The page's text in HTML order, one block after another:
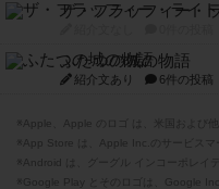
ザ・フラッフィー・
ふたつの城の物語
紹介文あり 6件の投稿
※Apple、Apple のロゴ は、米国および
※App Store は、Apple Inc.のサービスマ
※Android は、グーグル インコーポレイ
※Google Play とそのロゴは、Google